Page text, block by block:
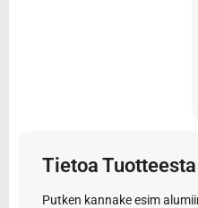
Tietoa Tuotteesta
Putken kannake esim